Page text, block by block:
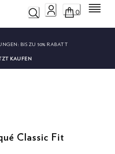
0 Menü
BIS ZU 50% RABATT
KAUFEN
Classic Fit